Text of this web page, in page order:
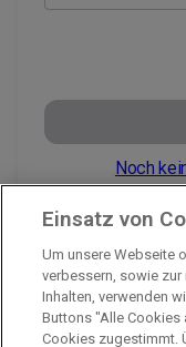
Noch
Impressum
Unternehmen
Arbeiten bei PAYBACK
Einsatz von
Um unsere Webseite
verbessern, sowie
Inhalten, verwenden
Buttons "Alle Cookies
Cookies zugestimmt.